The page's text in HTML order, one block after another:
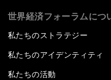
世界経済フォーラムにつ
私たちのストラテジー
私たちのアイデンティティ
私たちの活動